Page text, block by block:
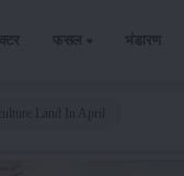
फसल भंडारण